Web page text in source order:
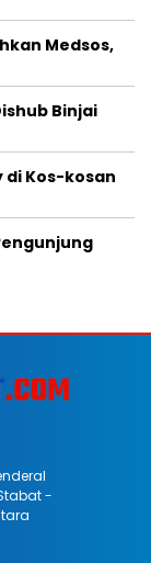
Medsos,
Binjai
di Kos-kosan
-